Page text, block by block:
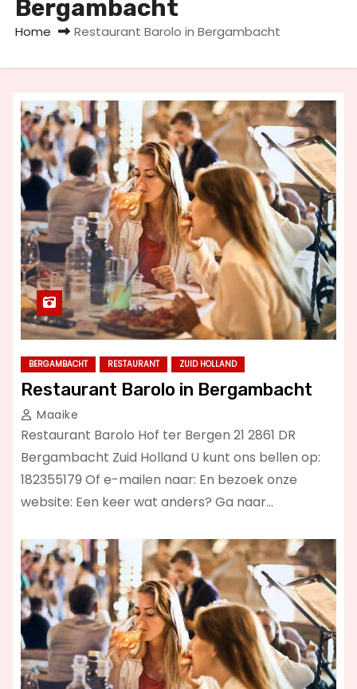
Bergambacht
Home Restaurant Barolo in Bergambacht
BERGAMBACHT RESTAURANT ZUID HOLLAND
Restaurant Barolo in Bergambacht
Maaike
Restaurant Barolo Hof ter Bergen 21 2861 DR
Bergambacht Zuid Holland U kunt ons bellen op:
182355179 Of e-mailen naar: En bezoek onze
website: Een keer wat anders? Ga naar…